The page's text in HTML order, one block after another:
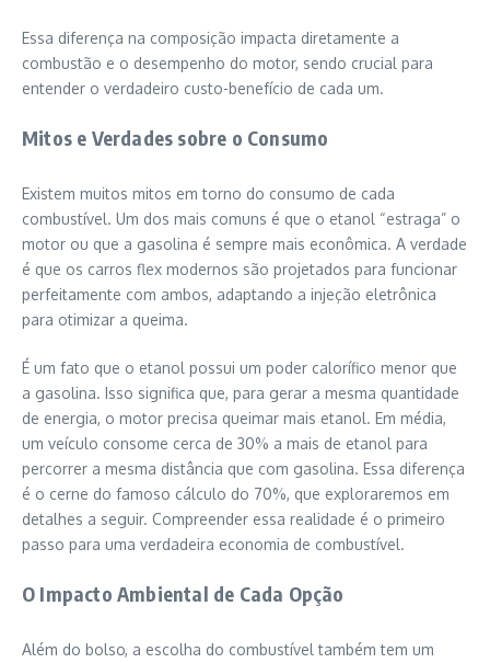
Essa diferença na composição impacta diretamente a
combustão e o desempenho do motor, sendo crucial para
entender o verdadeiro custo-benefício de cada um.
Mitos e Verdades sobre o Consumo
Existem muitos mitos em torno do consumo de cada
combustível. Um dos mais comuns é que o etanol “estraga” o
motor ou que a gasolina é sempre mais econômica. A verdade
é que os carros flex modernos são projetados para funcionar
perfeitamente com ambos, adaptando a injeção eletrônica
para otimizar a queima.
É um fato que o etanol possui um poder calorífico menor que
a gasolina. Isso significa que, para gerar a mesma quantidade
de energia, o motor precisa queimar mais etanol. Em média,
um veículo consome cerca de 30% a mais de etanol para
percorrer a mesma distância que com gasolina. Essa diferença
é o cerne do famoso cálculo do 70%, que exploraremos em
detalhes a seguir. Compreender essa realidade é o primeiro
passo para uma verdadeira economia de combustível.
O Impacto Ambiental de Cada Opção
Além do bolso, a escolha do combustível também tem um